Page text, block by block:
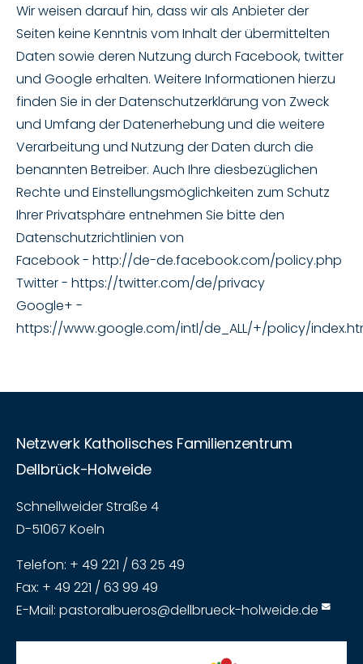
Wir weisen darauf hin, dass wir als Anbieter der
Seiten keine Kenntnis vom Inhalt der übermittelten
Daten sowie deren Nutzung durch Facebook, twitter
und Google erhalten. Weitere Informationen hierzu
finden Sie in der Datenschutzerklärung von Zweck
und Umfang der Datenerhebung und die weitere
Verarbeitung und Nutzung der Daten durch die
benannten Betreiber. Auch Ihre diesbezüglichen
Rechte und Einstellungsmöglichkeiten zum Schutz
Ihrer Privatsphäre entnehmen Sie bitte den
Datenschutzrichtlinien von
Facebook - http://de-de.facebook.com/policy.php
Twitter - https://twitter.com/de/privacy
Google+ -
https://www.google.com/intl/de_ALL/+/policy/
Netzwerk Katholisches Familienzentrum
Dellbrück-Holweide
Schnellweider Straße 4
D-51067 Koeln
Telefon: + 49 221 / 63 25 49
Fax: + 49 221 / 63 99 49
E-Mail: pastoralbueros@dellbrueck-holweide.de